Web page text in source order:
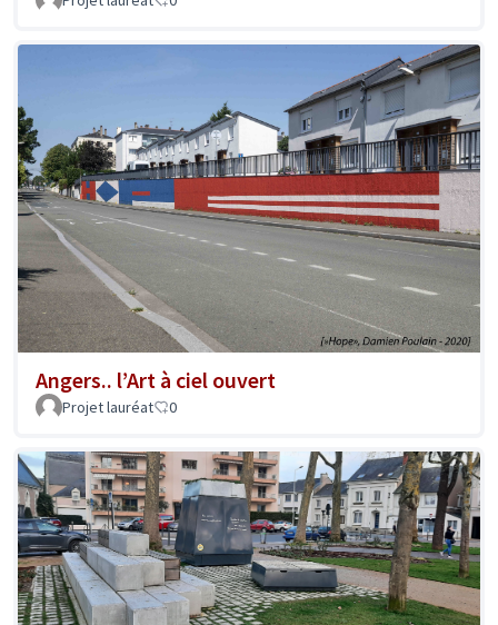
Angers.. l’Art à ciel ouvert
Projet lauréat 0